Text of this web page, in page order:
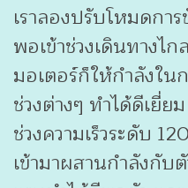
เราลองปรับโหมดก
พอเข้าช่วงเดินทางไ
มอเตอร์ก็ให้กำลังใน
ช่วงต่างๆ ทำได้ดีเยี่ย
ช่วงความเร็วระดับ
เข้ามาผสานกำลังกับ